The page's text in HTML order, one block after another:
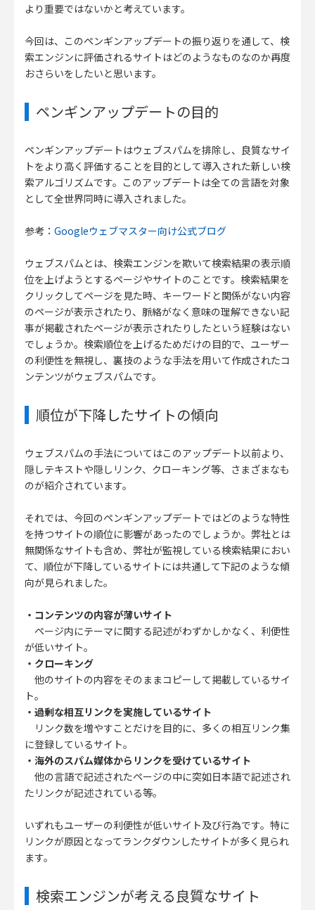
より重要ではないかと考えています。
今回は、このペンギンアップデートの振り返りを通して、検
索エンジンに評価されるサイトはどのようなものなのか再度
おさらいをしたいと思います。
ペンギンアップデートの目的
ペンギンアップデートはウェブスパムを排除し、良質なサイ
トをより高く評価することを目的として導入された新しい検
索アルゴリズムです。このアップデートは全ての言語を対象
として全世界同時に導入されました。
参考： Googleウェブマスター向け公式ブログ
ウェブスパムとは、検索エンジンを欺いて検索結果の表示順
位を上げようとするページやサイトのことです。検索結果を
クリックしてページを見た時、キーワードと関係がない内容
のページが表示されたり、脈絡がなく意味の理解できない記
事が掲載されたページが表示されたりしたという経験はない
でしょうか。検索順位を上げるためだけの目的で、ユーザー
の利便性を無視し、裏技のような手法を用いて作成されたコ
ンテンツがウェブスパムです。
順位が下降したサイトの傾向
ウェブスパムの手法についてはこのアップデート以前より、
隠しテキストや隠しリンク、クローキング等、さまざまなも
のが紹介されています。
それでは、今回のペンギンアップデートではどのような特性
を持つサイトの順位に影響があったのでしょうか。弊社とは
無関係なサイトも含め、弊社が監視している検索結果におい
て、順位が下降しているサイトには共通して下記のような傾
向が見られました。
・コンテンツの内容が薄いサイト
ページ内にテーマに関する記述がわずかしかなく、利便性
が低いサイト。
・クローキング
他のサイトの内容をそのままコピーして掲載しているサイ
ト。
・過剰な相互リンクを実施しているサイト
リンク数を増やすことだけを目的に、多くの相互リンク集
に登録しているサイト。
・海外のスパム媒体からリンクを受けているサイト
他の言語で記述されたページの中に突如日本語で記述され
たリンクが記述されている等。
いずれもユーザーの利便性が低いサイト及び行為です。特に
リンクが原因となってランクダウンしたサイトが多く見られ
ます。
検索エンジンが考える良質なサイト